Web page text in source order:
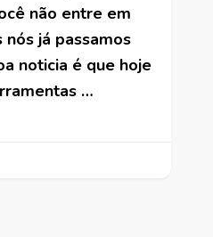
não entre em
já passamos
noticia é que hoje
…